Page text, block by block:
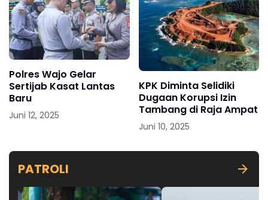
Polres Wajo Gelar
Sertijab Kasat Lantas
Baru
Juni 12, 2025
KPK Diminta Selidiki
Dugaan Korupsi Izin
Tambang di Raja Ampat
Juni 10, 2025
PATROLI